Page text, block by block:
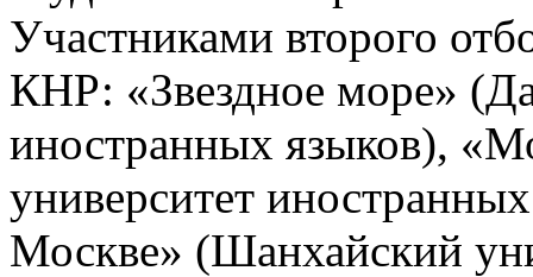
Участниками второго
КНР: «Звездное море»
иностранных языков),
университет
Москве» (Шанхайский